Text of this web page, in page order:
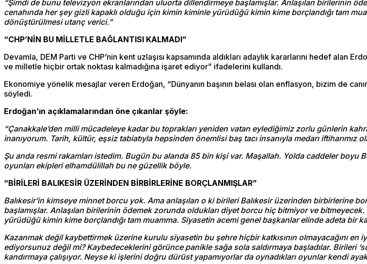
“Şimdi de bunu televizyon ekranlarından uluorta dillendirmeye başlamışlar. Anlaşılan birilerinin
cenahında her şey gizli kapaklı olduğu için kimin kiminle yürüdüğü kimin kime borçlandığı tam
dönüştürülmesi utanç verici.”
“CHP’NİN BU MİLLETLE BAĞLANTISI KALMADI”
Devamla, DEM Parti ve CHP’nin kent uzlaşısı kapsamında aldıkları adaylık kararlarını hedef alan
ve milletle hiçbir ortak noktası kalmadığına işaret ediyor” ifadelerini kullandı.
Ekonomiye yönelik mesajlar veren Erdoğan, “Dünyanın başının belası olan enflasyon, bizim de
söyledi.
Erdoğan’ın açıklamalarından öne çıkanlar şöyle:
“Çanakkale’den milli mücadeleye kadar bu toprakları yeniden vatan eylediğimiz zorlu günlerin
inanıyorum. Tarih, kültür, eşsiz tabiatıyla hepsinden önemlisi baş tacı insanıyla medarı iftiharımız
Şu anda resmi rakamları istedim. Bugün bu alanda 85 bin kişi var. Maşallah. Yolda caddeler boyu
oyunları ekipleri elhamdülillah bu ne güzellik böyle.
“BİRİLERİ BALIKESİR ÜZERİNDEN BİRBİRLERİNE BORÇLANMIŞLAR”
Balıkesir’in kimseye minnet borcu yok. Ama anlaşılan o ki birileri Balıkesir üzerinden birbirlerine
başlamışlar. Anlaşılan birilerinin ödemek zorunda oldukları diyet borcu hiç bitmiyor ve
yürüdüğü kimin kime borçlandığı tam muamma. Siyasetin acemi genel başkanlar elinde adeta bir
Kazanmak değil kaybettirmek üzerine kurulu siyasetin bu şehre hiçbir katkısının olmayacağını
ediyorsunuz değil mi? Kaybedeceklerini görünce panikle sağa sola saldırmaya başladılar. Birileri
kandırmaya çalışıyor. Neyse ki işlerini doğru dürüst yapamıyorlar da oynadıkları oyunlar kendi